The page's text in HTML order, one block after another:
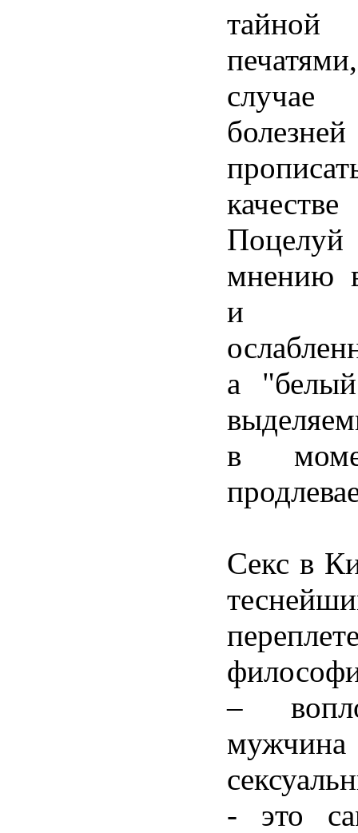
мнению
и
а
в
Секс в
–
- это